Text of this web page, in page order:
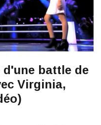
battle de
Virginia,